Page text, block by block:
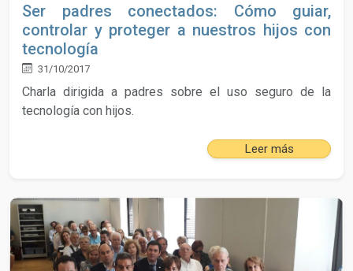
Ser padres conectados: Cómo guiar,
controlar y proteger a nuestros hijos con
tecnología
31/10/2017
Charla dirigida a padres sobre el uso seguro de la
tecnología con hijos.
Leer más